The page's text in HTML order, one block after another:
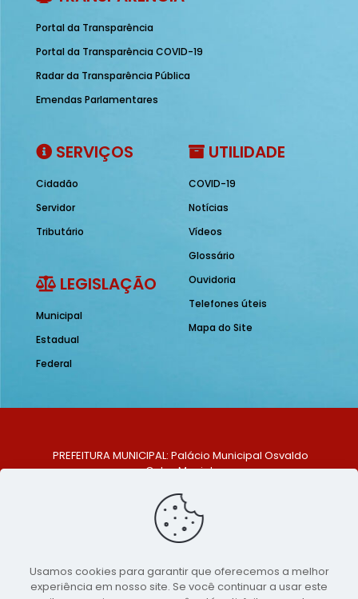
Portal da Transparência
Portal da Transparência COVID-19
Radar da Transparência Pública
Emendas Parlamentares
SERVIÇOS
Cidadão
Servidor
Tributário
LEGISLAÇÃO
Municipal
Estadual
Federal
UTILIDADE
COVID-19
Notícias
Vídeos
Glossário
Ouvidoria
Telefones úteis
Mapa do Site
PREFEITURA MUNICIPAL: Palácio Municipal Osvaldo
Celso Maciel
Centro, São Bento do Una - PE. CEP: 553370-128
TELEFONE: (81) 99548-1569
E-MAIL: ouvidoria@saobentodouna.pe.gov.br
Copyright 2021-2026 - Assessoria de Comunicação da
Usamos cookies para garantir que oferecemos a melhor
experiência em nosso site. Se você continuar a usar este